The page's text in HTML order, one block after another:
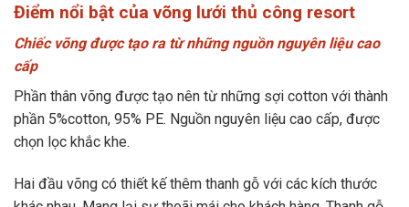
Điểm nổi bật của võng lưới thủ công resort
Chiếc võng được tạo ra từ những nguồn nguyên liệu cao
cấp
Phần thân võng được tạo nên từ những sợi cotton với thành
phần 5%cotton, 95% PE. Nguồn nguyên liệu cao cấp, được
chọn lọc khắc khe.
Hai đầu võng có thiết kế thêm thanh gỗ với các kích thước